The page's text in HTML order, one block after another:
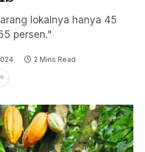
lokalnya hanya 45
persen."
2 Mins Read